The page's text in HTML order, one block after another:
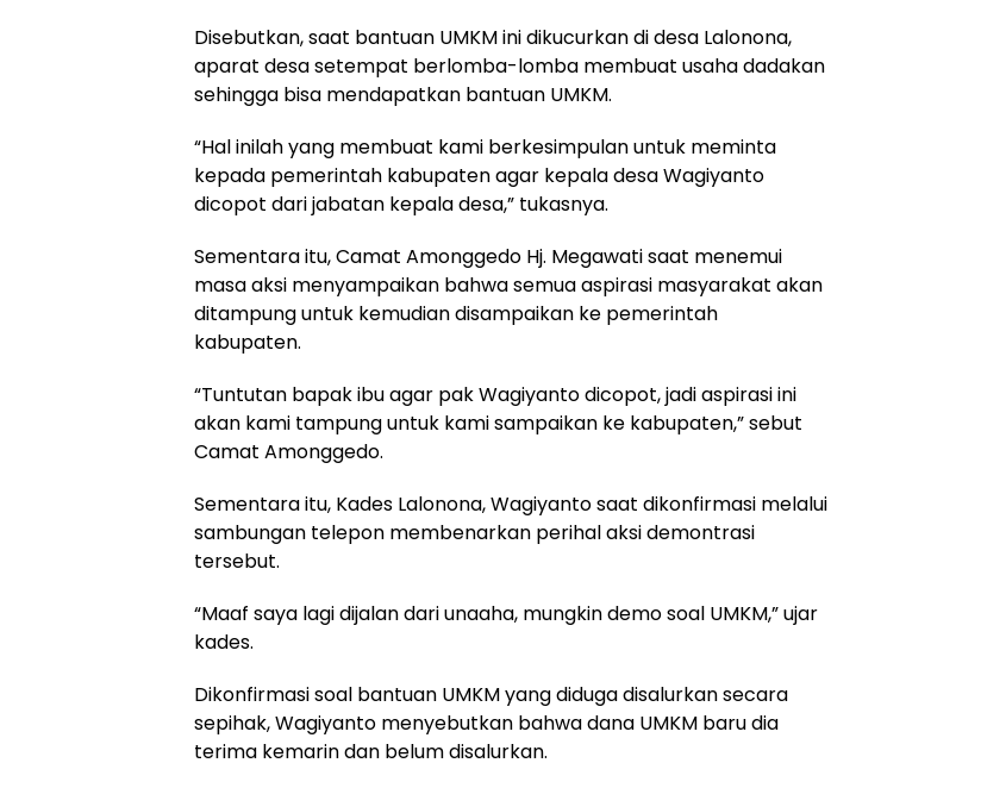
Disebutkan, saat bantuan UMKM ini dikucurkan di desa Lalonona,
aparat desa setempat berlomba-lomba membuat usaha dadakan
sehingga bisa mendapatkan bantuan UMKM.
“Hal inilah yang membuat kami berkesimpulan untuk meminta
kepada pemerintah kabupaten agar kepala desa Wagiyanto
dicopot dari jabatan kepala desa,” tukasnya.
Sementara itu, Camat Amonggedo Hj. Megawati saat menemui
masa aksi menyampaikan bahwa semua aspirasi masyarakat akan
ditampung untuk kemudian disampaikan ke pemerintah
kabupaten.
“Tuntutan bapak ibu agar pak Wagiyanto dicopot, jadi aspirasi ini
akan kami tampung untuk kami sampaikan ke kabupaten,” sebut
Camat Amonggedo.
Sementara itu, Kades Lalonona, Wagiyanto saat dikonfirmasi melalui
sambungan telepon membenarkan perihal aksi demontrasi
tersebut.
“Maaf saya lagi dijalan dari unaaha, mungkin demo soal UMKM,” ujar
kades.
Dikonfirmasi soal bantuan UMKM yang diduga disalurkan secara
sepihak, Wagiyanto menyebutkan bahwa dana UMKM baru dia
terima kemarin dan belum disalurkan.